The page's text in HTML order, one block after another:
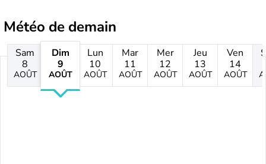
Météo de demain
Sam
8
AOÛT
Dim
9
AOÛT
Lun
10
AOÛT
Mar
11
AOÛT
Mer
12
AOÛT
Jeu
13
AOÛT
Ven
14
AOÛT